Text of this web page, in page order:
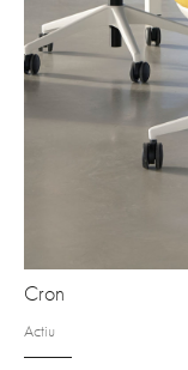
Cron
Actiu